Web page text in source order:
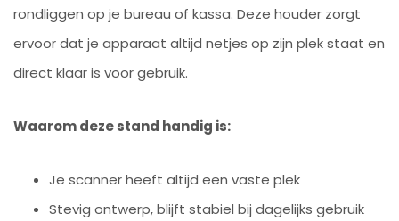
rondliggen op je bureau of kassa. Deze houder zorgt
ervoor dat je apparaat altijd netjes op zijn plek staat en
direct klaar is voor gebruik.
Waarom deze stand handig is:
Je scanner heeft altijd een vaste plek
Stevig ontwerp, blijft stabiel bij dagelijks gebruik